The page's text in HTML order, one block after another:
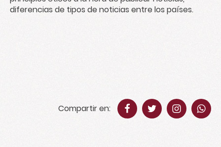
diferencias de tipos de noticias entre los países.
Compartir en: